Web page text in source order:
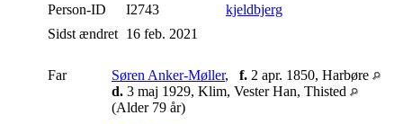
Person-ID
I2743
kjeldbjerg
Sidst ændret 16 feb. 2021
Far Søren Anker-Møller, f. 2 apr. 1850, Harbøre
d. 3 maj 1929, Klim, Vester Han, Thisted
(Alder 79 år)